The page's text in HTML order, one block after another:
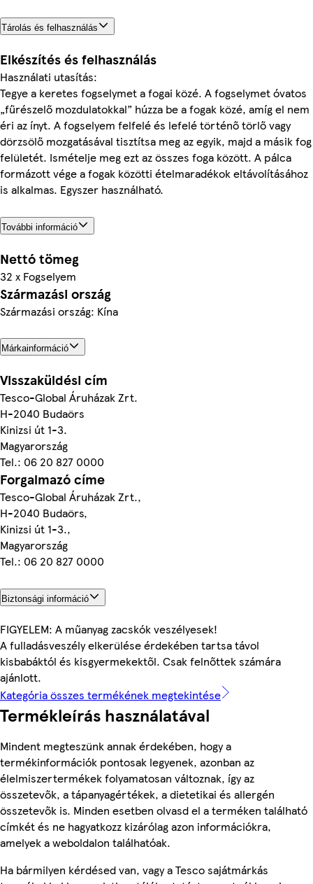
Tárolás és felhasználás
Elkészítés és felhasználás
Használati utasítás:
Tegye a keretes fogselymet a fogai közé. A fogselymet óvatos
„fűrészelő mozdulatokkal” húzza be a fogak közé, amíg el nem
éri az ínyt. A fogselyem felfelé és lefelé történő törlő vagy
dörzsölő mozgatásával tisztítsa meg az egyik, majd a másik fog
felületét. Ismételje meg ezt az összes foga között. A pálca
formázott vége a fogak közötti ételmaradékok eltávolításához
is alkalmas. Egyszer használható.
További információ
Nettó tömeg
32 x Fogselyem
Származási ország
Származási ország: Kína
Márkainformáció
Visszaküldési cím
Tesco-Global Áruházak Zrt.
H-2040 Budaörs
Kinizsi út 1-3.
Magyarország
Tel.: 06 20 827 0000
Forgalmazó címe
Tesco-Global Áruházak Zrt.,
H-2040 Budaörs,
Kinizsi út 1-3.,
Magyarország
Tel.: 06 20 827 0000
Biztonsági információ
FIGYELEM: A műanyag zacskók veszélyesek!
A fulladásveszély elkerülése érdekében tartsa távol
kisbabáktól és kisgyermekektől. Csak felnőttek számára
ajánlott.
Kategória összes termékének megtekintése
Termékleírás használatával
Mindent megteszünk annak érdekében, hogy a
termékinformációk pontosak legyenek, azonban az
élelmiszertermékek folyamatosan változnak, így az
összetevők, a tápanyagértékek, a dietetikai és allergén
összetevők is. Minden esetben olvasd el a terméken található
címkét és ne hagyatkozz kizárólag azon információkra,
amelyek a weboldalon találhatóak.
Ha bármilyen kérdésed van, vagy a Tesco sajátmárkás